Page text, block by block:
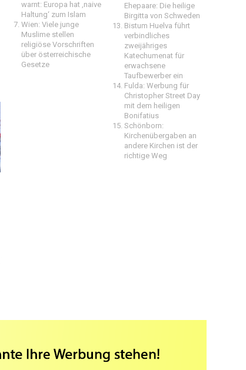
warnt: Europa hat ‚naive
Haltung‘ zum Islam
Wien: Viele junge
Muslime stellen
religiöse Vorschriften
über österreichische
Gesetze
Ehepaare: Die heilige
Birgitta von Schweden
Bistum Huelva führt
verbindliches
zweijähriges
Katechumenat für
erwachsene
Taufbewerber ein
Fulda: Werbung für
Christopher Street Day
mit dem heiligen
Bonifatius
Schönborn:
Kirchenübergaben an
andere Kirchen ist der
richtige Weg